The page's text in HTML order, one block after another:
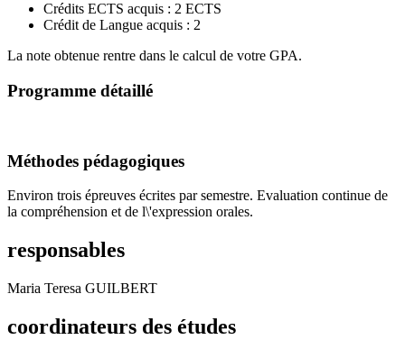
Crédits ECTS acquis : 2 ECTS
Crédit de Langue acquis : 2
La note obtenue rentre dans le calcul de votre GPA.
Programme détaillé
Méthodes pédagogiques
Environ trois épreuves écrites par semestre. Evaluation continue de
la compréhension et de l\'expression orales.
responsables
Maria Teresa GUILBERT
coordinateurs des études